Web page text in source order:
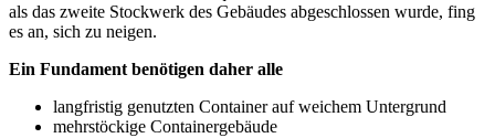
als das zweite Stockwerk des Gebäudes abgeschlossen wurde, fing
es an, sich zu neigen.
Ein Fundament benötigen daher alle
langfristig genutzten Container auf weichem Untergrund
mehrstöckige Containergebäude